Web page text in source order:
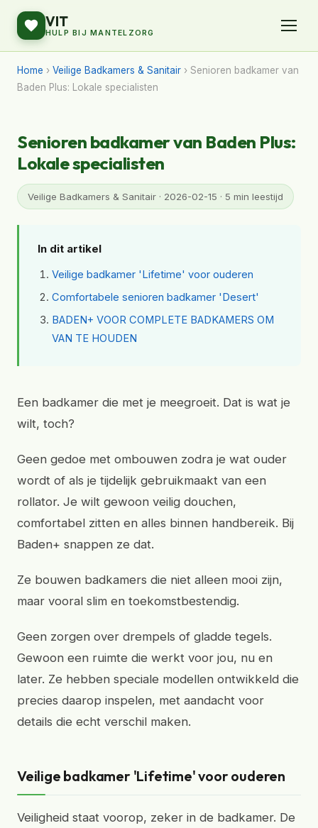
VIT
HULP BIJ MANTELZORG
Home › Veilige Badkamers & Sanitair › Senioren badkamer van
Baden Plus: Lokale specialisten
Senioren badkamer van Baden Plus:
Lokale specialisten
Veilige Badkamers & Sanitair · 2026-02-15 · 5 min leestijd
In dit artikel
Veilige badkamer 'Lifetime' voor ouderen
Comfortabele senioren badkamer 'Desert'
BADEN+ VOOR COMPLETE BADKAMERS OM
VAN TE HOUDEN
Een badkamer die met je meegroeit. Dat is wat je
wilt, toch?
Geen gedoe met ombouwen zodra je wat ouder
wordt of als je tijdelijk gebruikmaakt van een
rollator. Je wilt gewoon veilig douchen,
comfortabel zitten en alles binnen handbereik. Bij
Baden+ snappen ze dat.
Ze bouwen badkamers die niet alleen mooi zijn,
maar vooral slim en toekomstbestendig.
Geen zorgen over drempels of gladde tegels.
Gewoon een ruimte die werkt voor jou, nu en
later. Ze hebben speciale modellen ontwikkeld die
precies daarop inspelen, met aandacht voor
details die echt verschil maken.
Veilige badkamer 'Lifetime' voor ouderen
Veiligheid staat voorop, zeker in de badkamer. De